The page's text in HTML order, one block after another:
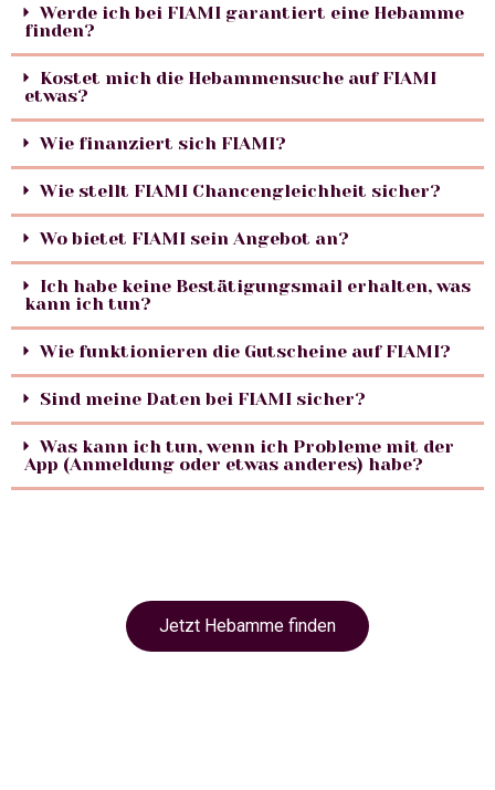
Werde ich bei FIAMI garantiert eine Hebamme
finden?
Kostet mich die Hebammensuche auf FIAMI
etwas?
Wie finanziert sich FIAMI?
Wie stellt FIAMI Chancengleichheit sicher?
Wo bietet FIAMI sein Angebot an?
Ich habe keine Bestätigungsmail erhalten, was
kann ich tun?
Wie funktionieren die Gutscheine auf FIAMI?
Sind meine Daten bei FIAMI sicher?
Was kann ich tun, wenn ich Probleme mit der
App (Anmeldung oder etwas anderes) habe?
Jetzt Hebamme finden